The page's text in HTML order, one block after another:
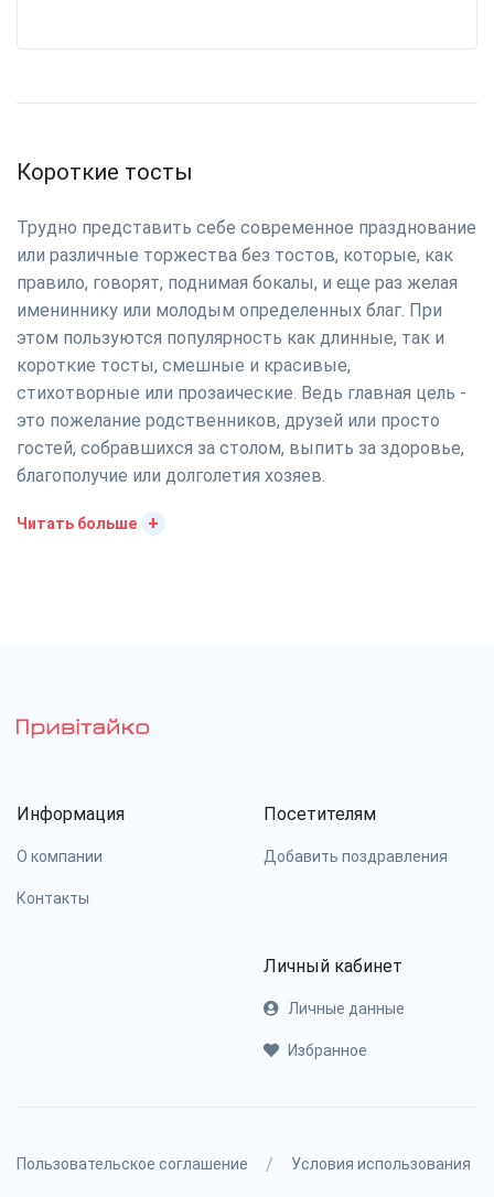
Короткие тосты
Трудно представить себе современное празднование
или различные торжества без тостов, которые, как
правило, говорят, поднимая бокалы, и еще раз желая
имениннику или молодым определенных благ. При
этом пользуются популярность как длинные, так и
короткие тосты, смешные и красивые,
стихотворные или прозаические. Ведь главная цель -
это пожелание родственников, друзей или просто
гостей, собравшихся за столом, выпить за здоровье,
благополучие или долголетия хозяев.
Читать больше +
Информация
О компании
Контакты
Посетителям
Добавить поздравления
Личный кабинет
Личные данные
Избранное
Пользовательское соглашение / Условия использования